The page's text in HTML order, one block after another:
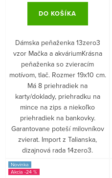
DO KOŠÍKA
Dámska peňaženka 13zero3
vzor Mačka a akváriumKrásna
peňaženka so zvieracím
motívom, tlač. Rozmer 19x10 cm.
Má 8 priehradiek na
karty/doklady, priehradku na
mince na zips a niekoľko
priehradiek na bankovky.
Garantovane poteší milovníkov
zvierat. Import z Talianska,
dizajnová rada 14zero3.
Novinka
-24 %